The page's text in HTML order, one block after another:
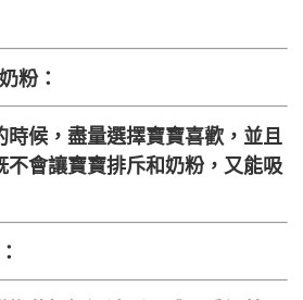
粉：
候，盡量選擇寶寶喜歡，並且
不會讓寶寶排斥和奶粉，又能吸